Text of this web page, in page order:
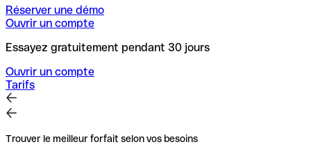
Réserver une démo
Ouvrir un compte
Essayez gratuitement pendant 30 jours
Ouvrir un compte
Tarifs
Trouver le meilleur forfait selon vos besoins